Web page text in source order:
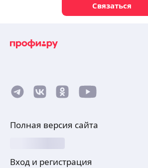
Связаться
Полная версия сайта
Вход и регистрация